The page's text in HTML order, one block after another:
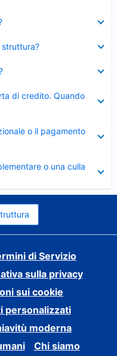
di credito. Quando
o il pagamento
o una culla
di Servizio
sulla privacy
sui cookie
personalizzati
moderna
Chi siamo